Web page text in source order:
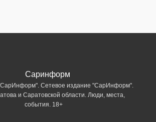
Сетевое издание "СарИнформ".
и Саратовской области. Люди, места,
события. 18+